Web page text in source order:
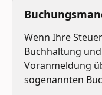
Wenn Ihre
Buchhaltung
Voranmeldung
sogenannten